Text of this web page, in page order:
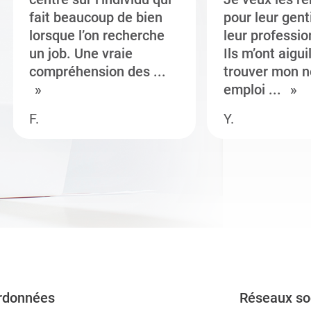
fait beaucoup de bien
lorsque l’on recherche
un job. Une vraie
compréhension des ...
F.
pour leur
leur
Ils m’ont
trouver mon
emploi ...
Y.
Réseaux